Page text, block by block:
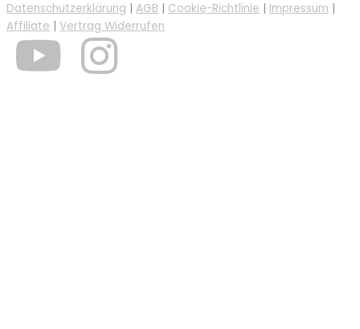
Datenschutzerklärung | AGB | Cookie-Richtlinie | Impressum |
Affiliate | Vertrag Widerrufen